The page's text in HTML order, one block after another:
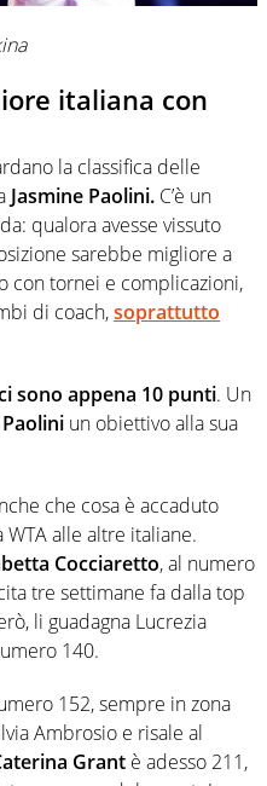
italiana con
la classifica delle
Jasmine Paolini. C’è un
qualora avesse vissuto
sarebbe migliore a
con tornei e complicazioni,
di coach,soprattutto
sono appena 10 punti. Un
Paolini un obiettivo alla sua
che cosa è accaduto
alle altre italiane.
Cocciaretto, al numero
tre settimane fa dalla top
li guadagna Lucrezia
140.
152, sempre in zona
Ambrosio e risale al
Grant è adesso 211,